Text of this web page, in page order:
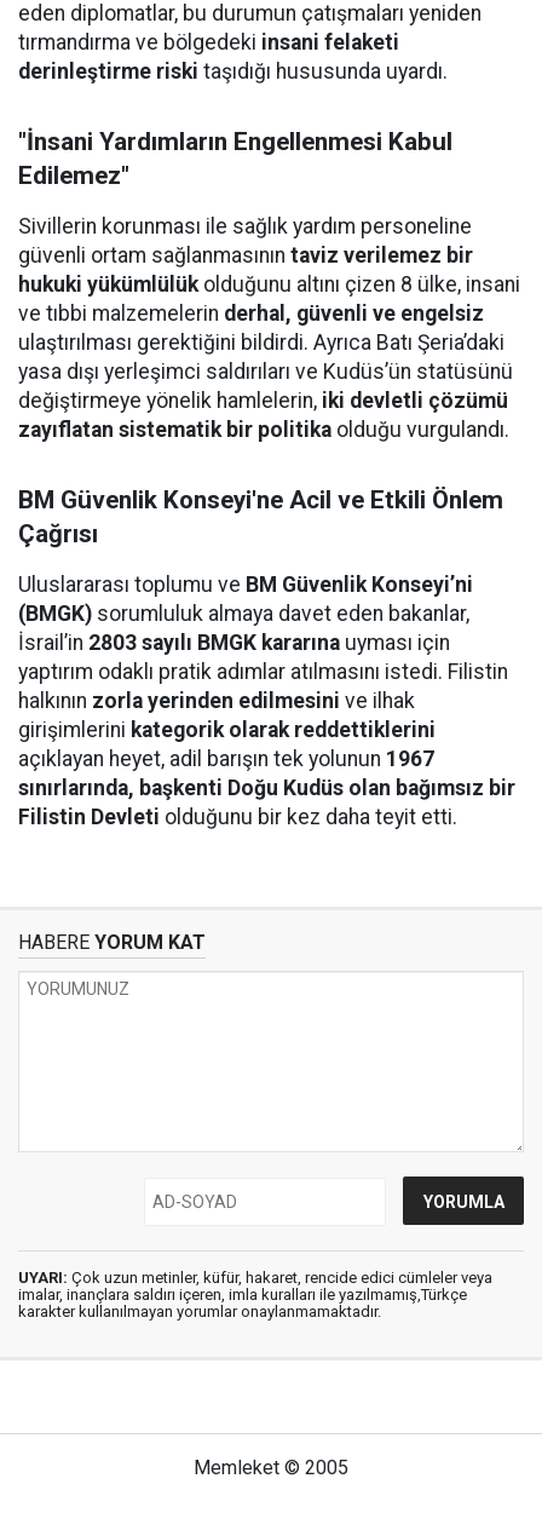
eden diplomatlar, bu durumun çatışmaları yeniden
tırmandırma ve bölgedeki insani felaketi
derinleştirme riski taşıdığı hususunda uyardı.
"İnsani Yardımların Engellenmesi Kabul
Edilemez"
Sivillerin korunması ile sağlık yardım personeline
güvenli ortam sağlanmasının taviz verilemez bir
hukuki yükümlülükolduğunu altını çizen 8 ülke, insani
ve tıbbi malzemelerin derhal, güvenli ve engelsiz
ulaştırılması gerektiğini bildirdi. Ayrıca Batı Şeria’daki
yasa dışı yerleşimci saldırıları ve Kudüs’ün statüsünü
değiştirmeye yönelik hamlelerin, iki devletli çözümü
zayıflatan sistematik bir politika olduğu vurgulandı.
BM Güvenlik Konseyi'ne Acil ve Etkili Önlem
Çağrısı
Uluslararası toplumu ve BM Güvenlik Konseyi’ni
(BMGK) sorumluluk almaya davet eden bakanlar,
İsrail’in 2803 sayılı BMGK kararına uyması için
yaptırım odaklı pratik adımlar atılmasını istedi. Filistin
halkının zorla yerinden edilmesini ve ilhak
girişimlerini kategorik olarak reddettiklerini
açıklayan heyet, adil barışın tek yolunun 1967
sınırlarında, başkenti Doğu Kudüs olan bağımsız bir
Filistin Devleti olduğunu bir kez daha teyit etti.
HABERE YORUM KAT
UYARI: Çok uzun metinler, küfür, hakaret, rencide edici cümleler veya
imalar, inançlara saldırı içeren, imla kuralları ile yazılmamış,Türkçe
karakter kullanılmayan yorumlar onaylanmamaktadır.
Memleket © 2005